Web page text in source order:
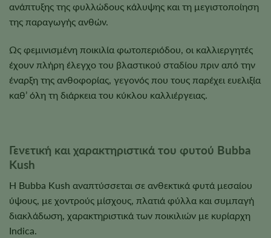
ανάπτυξης της φυλλώδους κάλυψης και τη μεγιστοποίηση
της παραγωγής ανθών.
Ως φεμινισμένη ποικιλία φωτοπεριόδου, οι καλλιεργητές
έχουν πλήρη έλεγχο του βλαστικού σταδίου πριν από την
έναρξη της ανθοφορίας, γεγονός που τους παρέχει ευελιξία
καθ’ όλη τη διάρκεια του κύκλου καλλιέργειας.
Γενετική και χαρακτηριστικά του φυτού Bubba
Kush
Η Bubba Kush αναπτύσσεται σε ανθεκτικά φυτά μεσαίου
ύψους, με χοντρούς μίσχους, πλατιά φύλλα και συμπαγή
διακλάδωση, χαρακτηριστικά των ποικιλιών με κυρίαρχη
Indica.